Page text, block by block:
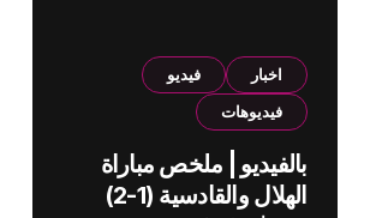
اخبار
فيديو
فيديوهات
بالفيديو | ملخص مباراة
الهلال والقادسية (1-2)